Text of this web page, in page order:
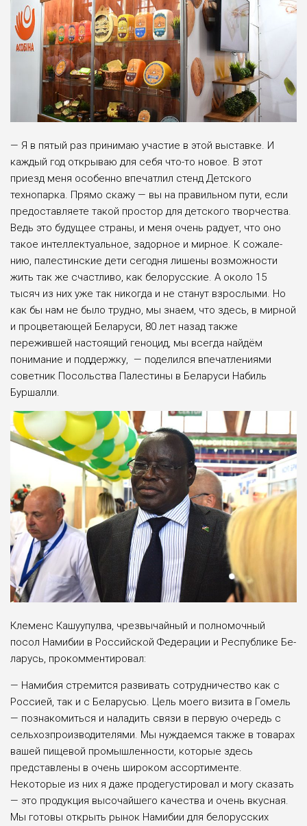
— Я в пятый раз принимаю участие в этой выставке. И
каж­дый год открываю для себя что-то новое. В этот
приезд меня осо­бенно впечатлил стенд Детского
технопарка. Прямо скажу — вы на правильном пути, если
предо­ставляете такой простор для дет­ского творчества.
Ведь это буду­щее страны, и меня очень радует, что оно
такое интеллектуальное, задорное и мирное. К сожале­
нию, палестинские дети сегодня лишены возможности
жить так же счастливо, как белорусские. А около 15
тысяч из них уже так никогда и не станут взрослыми. Но
как бы нам не было трудно, мы знаем, что здесь, в мирной
и процветающей Беларуси, 80 лет назад также
пережившей насто­ящий геноцид, мы всегда найдём
понимание и поддержку, — поделился впечатлениями
совет­ник Посольства Палестины в Беларуси Набиль
Буршалли.
Клеменс Кашуупулва, чрез­вычайный и полномочный
посол Намибии в Российской Федерации и Республике Бе­
ларусь, прокомментировал:
— Намибия стремится разви­вать сотрудничество как с
Рос­сией, так и с Беларусью. Цель моего визита в Гомель
— по­знакомиться и наладить связи в первую очередь с
сельхозпро­изводителями. Мы нуждаемся также в товарах
вашей пище­вой промышленности, которые здесь
представлены в очень ши­роком ассортименте.
Некоторые из них я даже продегустировал и могу сказать
— это продукция высочайшего качества и очень вкусная.
Мы готовы открыть рынок Намибии для белорус­ских